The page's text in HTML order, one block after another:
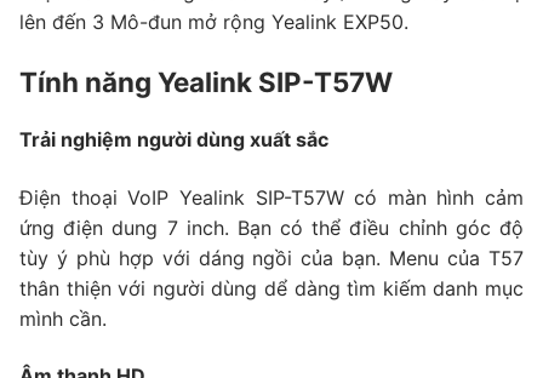
lên đến 3 Mô-đun mở rộng Yealink EXP50.
Tính năng Yealink SIP-T57W
Trải nghiệm người dùng xuất sắc
Điện thoại VoIP Yealink SIP-T57W có màn hình cảm
ứng điện dung 7 inch. Bạn có thể điều chỉnh góc độ
tùy ý phù hợp với dáng ngồi của bạn. Menu của T57
thân thiện với người dùng dể dàng tìm kiếm danh mục
mình cần.